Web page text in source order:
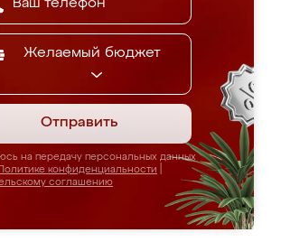
Желаемый бюджет
Отправить
на передачу персональных данных
конфиденциальности
соглашению